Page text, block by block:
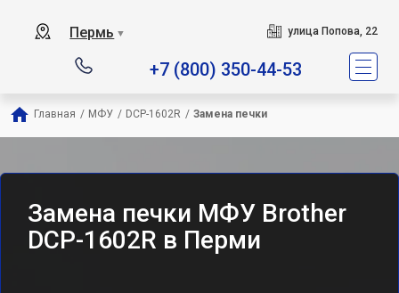
Пермь ▼ улица Попова, 22
+7 (800) 350-44-53
Главная / МФУ / DCP-1602R / Замена печки
Замена печки МФУ Brother
DCP-1602R в Перми